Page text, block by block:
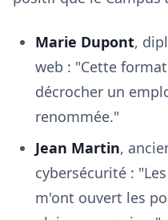
Marie Dupont,
web : "Cette
décrocher un
renommée."
Jean Martin,
cybersécurité :
m'ont ouvert les